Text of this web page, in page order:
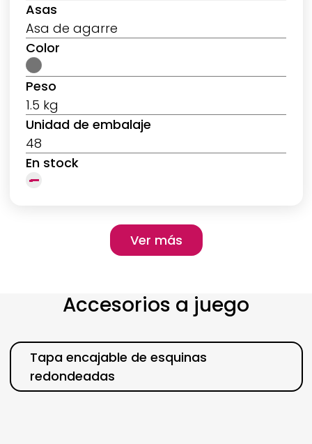
Asas
Asa de agarre
Color
Peso
1.5 kg
Unidad de embalaje
48
En stock
Pagination
Ver más
Ver más
Accesorios a juego
Categoría
Tapa encajable de esquinas
redondeadas